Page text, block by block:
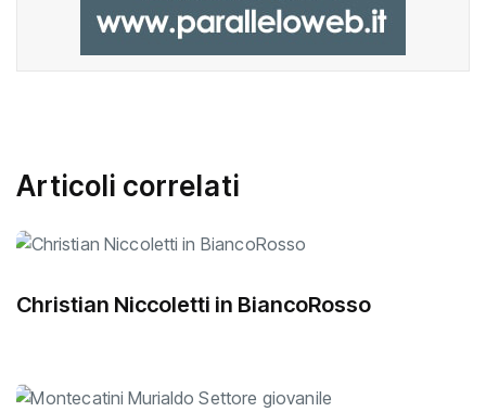
Articoli correlati
Christian Niccoletti in BiancoRosso